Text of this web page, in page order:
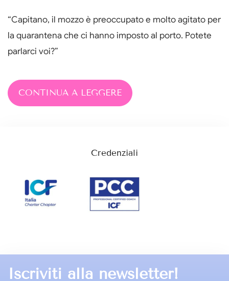
“Capitano, il mozzo è preoccupato e molto agitato per
la quarantena che ci hanno imposto al porto. Potete
parlarci voi?”
CONTINUA A LEGGERE
Credenziali
Iscriviti alla newsletter!